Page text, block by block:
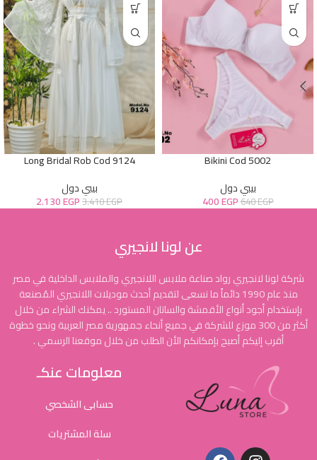
Bikini Cod 5002
بيبي دول
640EGP
400EGP
Long Bridal Rob Cod 9124
بيبي دول
3.410EGP
2.130EGP
عن لونا لانجيري
شركة لونا لانجيري رواد صناعة ملابس اللانجيري والملابس الداخلية في مصر
منذ عام 1990 دائماً ما نسعى لتقديم أحدث موديلات اللانجيري المُصنعة
بإستخدام أجود أنواع الأقمشة والساتان المستورد .. يمكنك الشراء من خلال
أكثر من 300 موزع للشركة في جميع أنحاء جمهورية مصر العربية ونحو خطوة
أقرب إليكم أصبح بإمكانكم الأن الطلب من خلال موقعنا الرسمي .
معلومات عنكـ
حسابى الشخصي
سلة المشتريات